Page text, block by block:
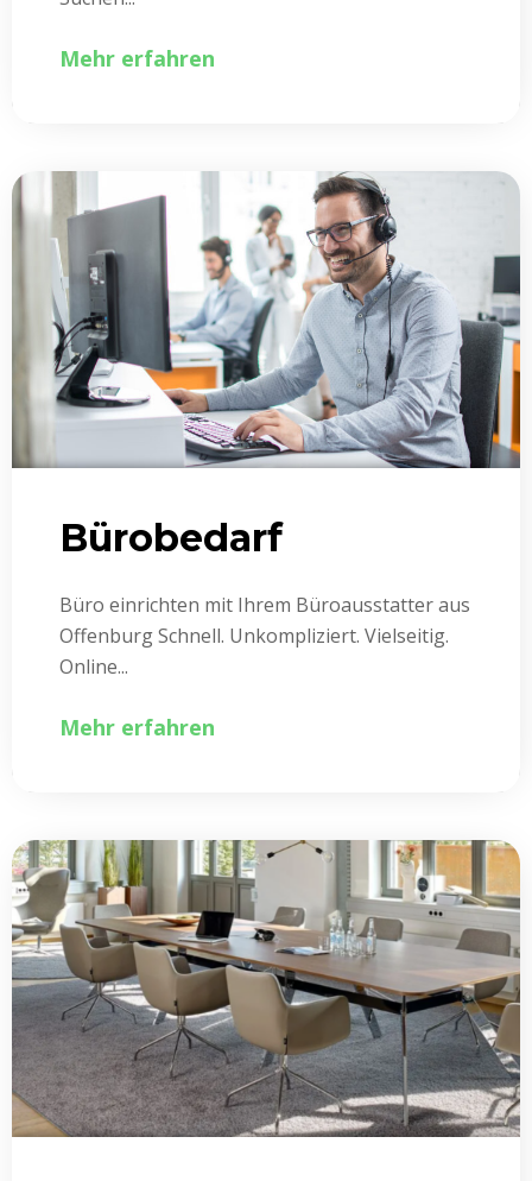
Mehr erfahren
Bürobedarf
Büro einrichten mit Ihrem Büroausstatter aus
Offenburg Schnell. Unkompliziert. Vielseitig.
Online...
Mehr erfahren